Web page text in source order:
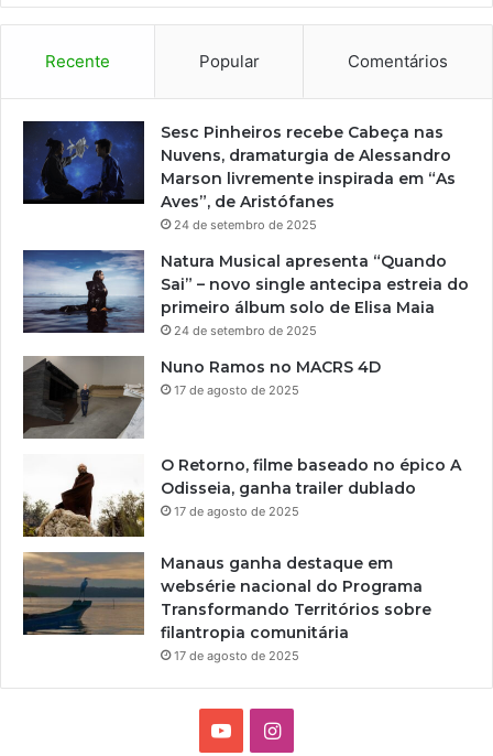
Recente Popular Comentários
Sesc Pinheiros recebe Cabeça nas
Nuvens, dramaturgia de Alessandro
Marson livremente inspirada em “As
Aves”, de Aristófanes
24 de setembro de 2025
Natura Musical apresenta “Quando
Sai” – novo single antecipa estreia do
primeiro álbum solo de Elisa Maia
24 de setembro de 2025
Nuno Ramos no MACRS 4D
17 de agosto de 2025
O Retorno, filme baseado no épico A
Odisseia, ganha trailer dublado
17 de agosto de 2025
Manaus ganha destaque em
websérie nacional do Programa
Transformando Territórios sobre
filantropia comunitária
17 de agosto de 2025
I